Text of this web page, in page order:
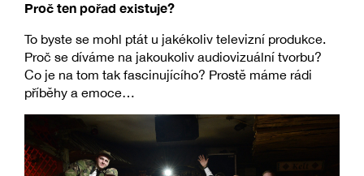
Proč ten pořad existuje?
To byste se mohl ptát u jakékoliv televizní produkce.
Proč se díváme na jakoukoliv audiovizuální tvorbu?
Co je na tom tak fascinujícího? Prostě máme rádi
příběhy a emoce…